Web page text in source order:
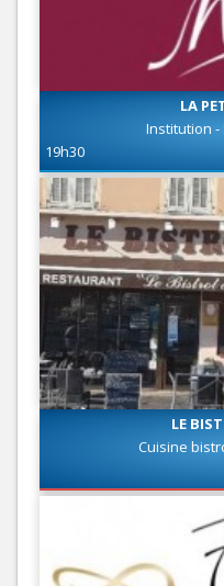
LA
Institution -
19h30
LE
Cuisine